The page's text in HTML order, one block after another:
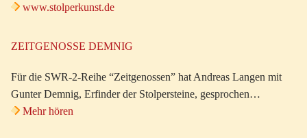
www.stolperkunst.de
ZEITGENOSSE DEMNIG
Für die SWR-2-Reihe “Zeitgenossen” hat Andreas Langen mit
Gunter Demnig, Erfinder der Stolpersteine, gesprochen…
Mehr hören